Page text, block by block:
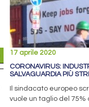
17 aprile 2020
CORONAVIRUS:
SALVAGUARDIA PIÙ
Il sindacato europeo
vuole un taglio del 75%